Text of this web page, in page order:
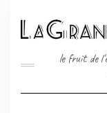
content
le fruit de